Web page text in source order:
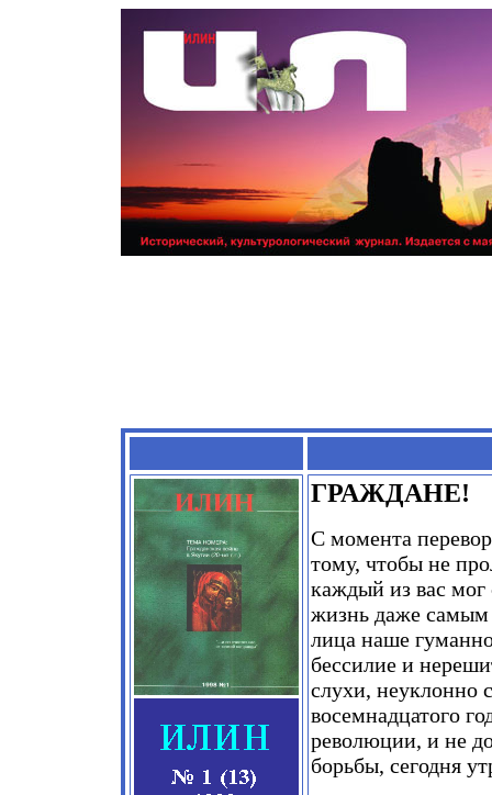
ГРАЖДАНЕ!
С момента
тому, чтобы не
каждый из вас
жизнь даже самым
лица наше
бессилие и
слухи, неуклонно
восемнадцатого
революции, и не
борьбы, сегодня